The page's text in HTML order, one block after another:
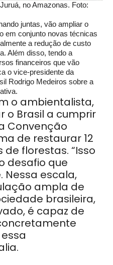
no Amazonas. Foto:
juntas, vão ampliar o
em conjunto novas técnicas
a redução de custo
Além disso, tendo a
financeiros que vão
o vice-presidente da
Rodrigo Medeiros sobre a
o ambientalista,
o Brasil a cumprir
Convenção
de restaurar 12
florestas. “Isso
desafio que
Nessa escala,
ampla de
brasileira,
é capaz de